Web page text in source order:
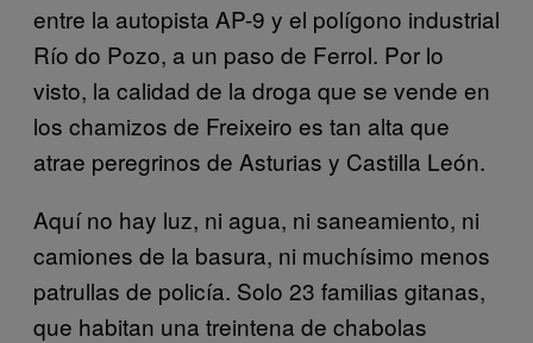
entre la autopista AP-9 y el polígono industrial
Río do Pozo, a un paso de Ferrol. Por lo
visto, la calidad de la droga que se vende en
los chamizos de Freixeiro es tan alta que
atrae peregrinos de Asturias y Castilla León.
Aquí no hay luz, ni agua, ni saneamiento, ni
camiones de la basura, ni muchísimo menos
patrullas de policía. Solo 23 familias gitanas,
que habitan una treintena de chabolas